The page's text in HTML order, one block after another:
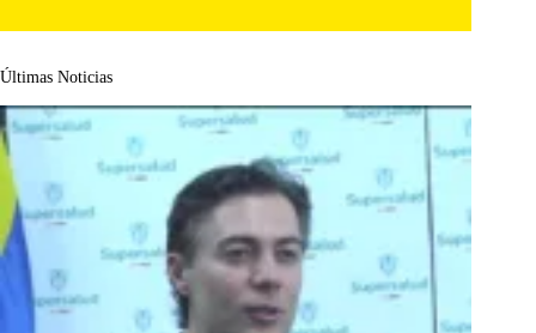
Últimas Noticias